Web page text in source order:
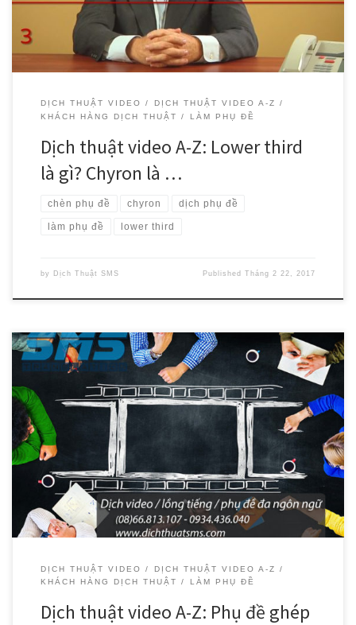
DỊCH THUẬT VIDEO
DỊCH THUẬT VIDEO A-Z
KHÁCH HÀNG DỊCH THUẬT
LÀM PHỤ ĐỀ
Dịch thuật video A-Z: Lower third
là gì? Chyron là …
chèn phụ đề chyron dịch phụ đề
làm phụ đề lower third
by Dịch Thuật SMS PublishedTháng 2 22, 2017
Bài đăng hôm nay trong chuỗi bài tìm hiểu về dịch thuật video xoáy
vào câu hỏi mà chúng tôi rất thường xuyên hỏi khách hàng trong
mỗi dự án làm phụ đề cho video: Bạn muốn một video có phụ đề
ghép cứng hay phụ đề rời? Chúng tôi sẽ nhìn […]
DỊCH THUẬT VIDEO
DỊCH THUẬT VIDEO A-Z
KHÁCH HÀNG DỊCH THUẬT
LÀM PHỤ ĐỀ
Dịch thuật video A-Z: Phụ đề ghép